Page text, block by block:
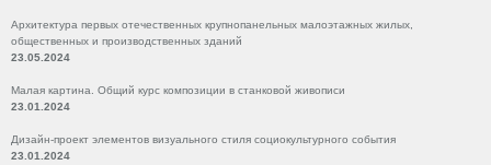
Архитектура первых отечественных крупнопанельных малоэтажных жилых,
общественных и производственных зданий
23.05.2024
Малая картина. Общий курс композиции в станковой живописи
23.01.2024
Дизайн-проект элементов визуального стиля социокультурного события
23.01.2024